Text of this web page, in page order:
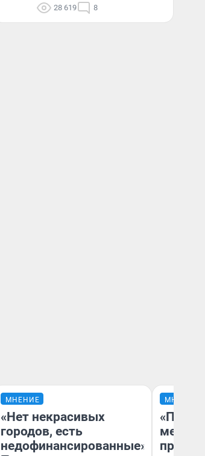
28 619 8
МНЕНИЕ
«Нет некрасивых
городов, есть
недофинансированные».
МНЕНИЕ